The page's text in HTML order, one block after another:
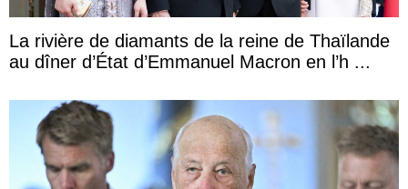
La rivière de diamants de la reine de Thaïlande
au dîner d’État d’Emmanuel Macron en l’h ...